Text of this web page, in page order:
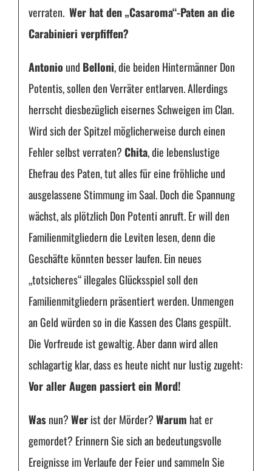
verraten. Wer hat den „Casaroma“-Paten an die
Carabinieri verpfiffen?
Antonio und Belloni, die beiden Hintermänner Don
Potentis, sollen den Verräter entlarven. Allerdings
herrscht diesbezüglich eisernes Schweigen im Clan.
Wird sich der Spitzel möglicherweise durch einen
Fehler selbst verraten?Chita, die lebenslustige
Ehefrau des Paten, tut alles für eine fröhliche und
ausgelassene Stimmung im Saal. Doch die Spannung
wächst, als plötzlich Don Potenti anruft. Er will den
Familienmitgliedern die Leviten lesen, denn die
Geschäfte könnten besser laufen. Ein neues
„totsicheres“ illegales Glücksspiel soll den
Familienmitgliedern präsentiert werden. Unmengen
an Geld würden so in die Kassen des Clans gespült.
Die Vorfreude ist gewaltig. Aber dann wird allen
schlagartig klar, dass es heute nicht nur lustig zugeht:
Vor aller Augen passiert ein Mord!
Wasnun?Werist der Mörder?Warum hat er
gemordet? Erinnern Sie sich an bedeutungsvolle
Ereignisse im Verlaufe der Feier und sammeln Sie